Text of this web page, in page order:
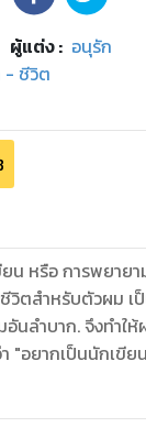
ผู้แต่ง : อนุรัก
- ชีวิต
น หรือ การพยาย
วิตสำหรับตัวผม เ
นลำบาก. จึงทำให้
"อยากเป็นนักเขีย